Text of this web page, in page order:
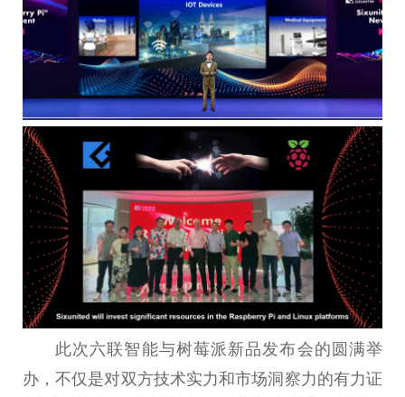
此次六联智能与树莓派新品发布会的圆满举
办，不仅是对双方技术实力和市场洞察力的有力证